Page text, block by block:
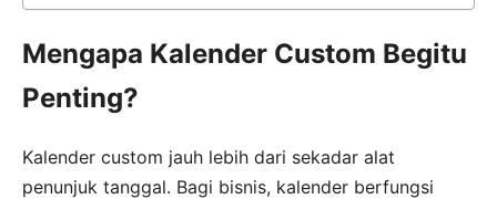
Mengapa Kalender Custom Begitu
Penting?
Kalender custom jauh lebih dari sekadar alat
penunjuk tanggal. Bagi bisnis, kalender berfungsi